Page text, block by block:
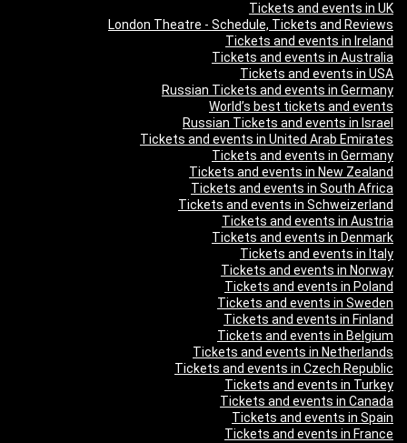
Tickets and events in UK
London Theatre - Schedule, Tickets and Reviews
Tickets and events in Ireland
Tickets and events in Australia
Tickets and events in USA
Russian Tickets and events in Germany
World’s best tickets and events
Russian Tickets and events in Israel
Tickets and events in United Arab Emirates
Tickets and events in Germany
Tickets and events in New Zealand
Tickets and events in South Africa
Tickets and events in Schweizerland
Tickets and events in Austria
Tickets and events in Denmark
Tickets and events in Italy
Tickets and events in Norway
Tickets and events in Poland
Tickets and events in Sweden
Tickets and events in Finland
Tickets and events in Belgium
Tickets and events in Netherlands
Tickets and events in Czech Republic
Tickets and events in Turkey
Tickets and events in Canada
Tickets and events in Spain
Tickets and events in France